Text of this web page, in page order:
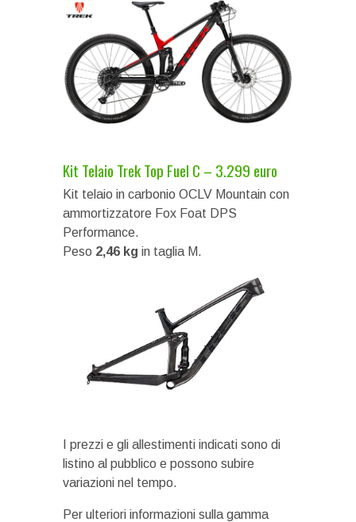
Kit Telaio Trek Top Fuel C – 3.299 euro
Kit telaio in carbonio OCLV Mountain con
ammortizzatore Fox Foat DPS
Performance.
Peso 2,46 kg in taglia M.
I prezzi e gli allestimenti indicati sono di
listino al pubblico e possono subire
variazioni nel tempo.
Per ulteriori informazioni sulla gamma